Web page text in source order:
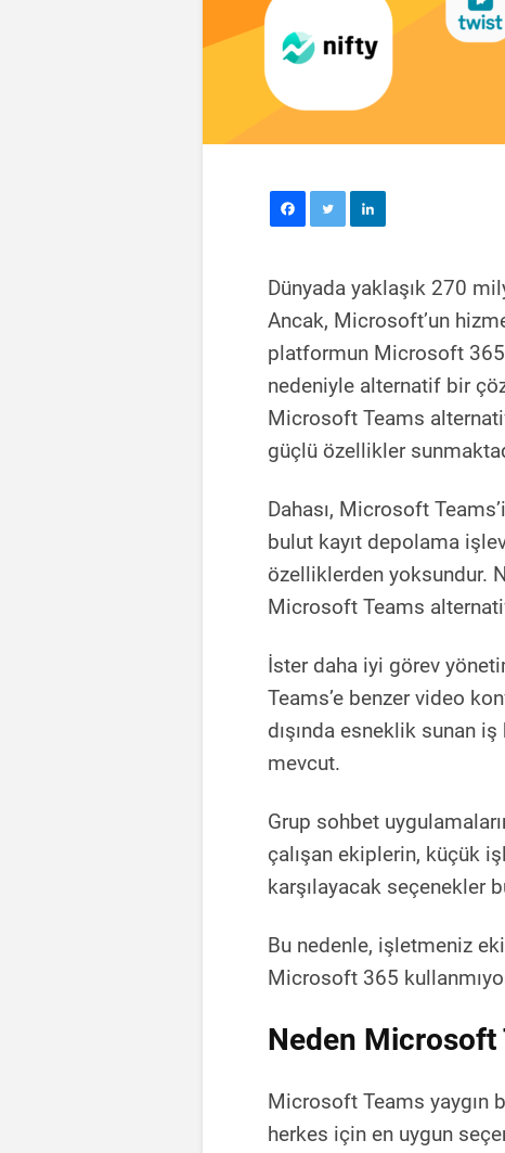
Dünyada yaklaşık 270
Ancak, Microsoft’un
platformun Microsoft 365
nedeniyle alternatif bir
Microsoft Teams
güçlü özellikler
Dahası, Microsoft
bulut kayıt depolama
özelliklerden yoksundur.
Microsoft Teams
İster daha iyi görev
Teams’e benzer video
dışında esneklik sunan
mevcut.
Grup sohbet
çalışan ekiplerin, küçük
karşılayacak seçenekler
Bu nedenle, işletmeniz
Microsoft 365
Neden Microsoft
Microsoft Teams yaygın
herkes için en uygun